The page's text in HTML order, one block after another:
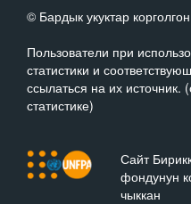
© Бардык укуктар
Пользователи при
статистики и
ссылаться на их
статистике)
Сайт
фондунун
чыккан